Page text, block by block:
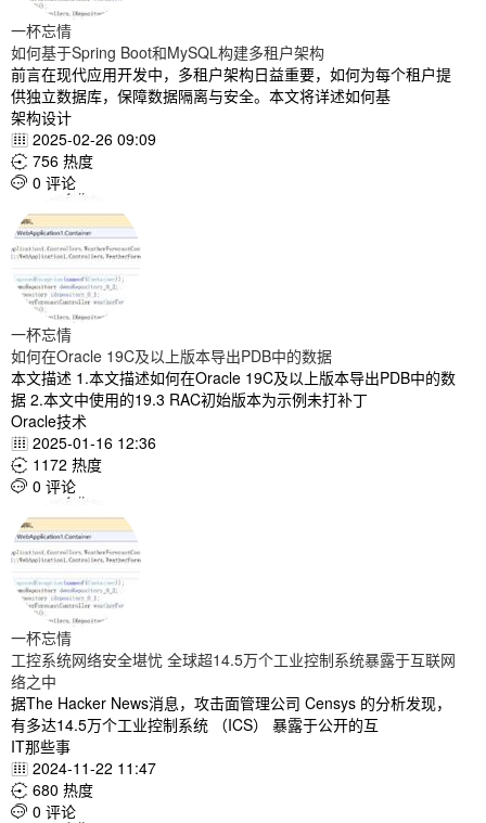
一杯忘情
如何基于Spring Boot和MySQL构建多租户架构
前言在现代应用开发中，多租户架构日益重要，如何为每个租户提
供独立数据库，保障数据隔离与安全。本文将详述如何基
架构设计
 2025-02-26 09:09
 756 热度
 0 评论
一杯忘情
如何在Oracle 19C及以上版本导出PDB中的数据
本文描述 1.本文描述如何在Oracle 19C及以上版本导出PDB中的数
据 2.本文中使用的19.3 RAC初始版本为示例未打补丁
Oracle技术
 2025-01-16 12:36
 1172 热度
 0 评论
一杯忘情
工控系统网络安全堪忧 全球超14.5万个工业控制系统暴露于互联网
络之中
据The Hacker News消息，攻击面管理公司 Censys 的分析发现，
有多达14.5万个工业控制系统 （ICS） 暴露于公开的互
IT那些事
 2024-11-22 11:47
 680 热度
 0 评论